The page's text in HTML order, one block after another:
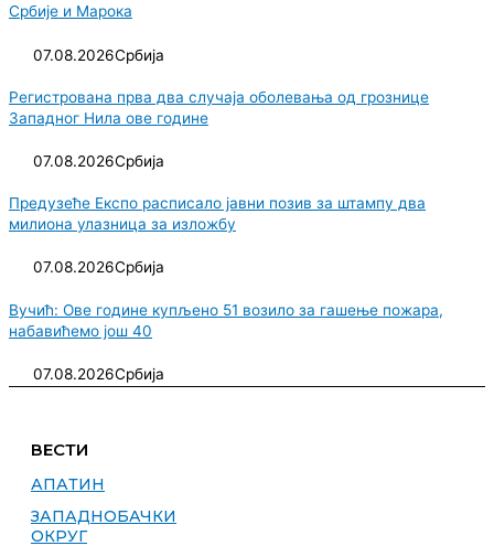
Србије и Марока
07.08.2026Србија
Регистрована прва два случаја оболевања од грознице
Западног Нила ове године
07.08.2026Србија
Предузеће Експо расписало јавни позив за штампу два
милиона улазница за изложбу
07.08.2026Србија
Вучић: Ове године купљено 51 возило за гашење пожара,
набавићемо још 40
07.08.2026Србија
ВЕСТИ
АПАТИН
ЗАПАДНОБАЧКИ
ОКРУГ